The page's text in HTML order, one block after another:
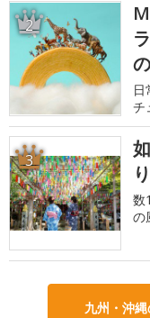
2
日
チ
3
数
の
九州・沖